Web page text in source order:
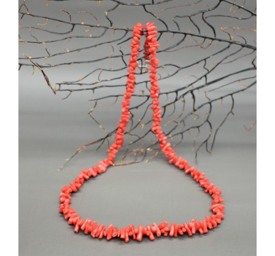
AGGIUNGI AL CARRELLO DETTAGLI